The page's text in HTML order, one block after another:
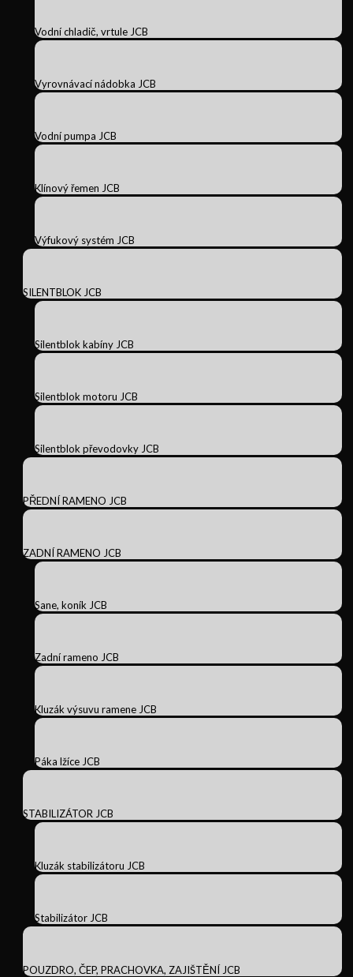
Vodní chladič, vrtule JCB
Vyrovnávací nádobka JCB
Vodní pumpa JCB
Klínový řemen JCB
Výfukový systém JCB
SILENTBLOK JCB
Silentblok kabíny JCB
Silentblok motoru JCB
Silentblok převodovky JCB
PŘEDNÍ RAMENO JCB
ZADNÍ RAMENO JCB
Sane, koník JCB
Zadní rameno JCB
Kluzák výsuvu ramene JCB
Páka lžíce JCB
STABILIZÁTOR JCB
Kluzák stabilizátoru JCB
Stabilizátor JCB
POUZDRO, ČEP, PRACHOVKA, ZAJIŠTĚNÍ JCB